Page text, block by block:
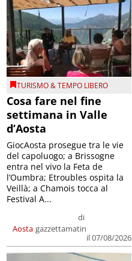
TURISMO & TEMPO LIBERO
Cosa fare nel fine
settimana in Valle
d’Aosta
Aosta
di
gazzettamatin
il 07/08/2026
GiocAosta prosegue tra le vie
del capoluogo; a Brissogne
entra nel vivo la Feta de
l’Oumbra; Etroubles ospita la
Veillà; a Chamois tocca al
Festival A...